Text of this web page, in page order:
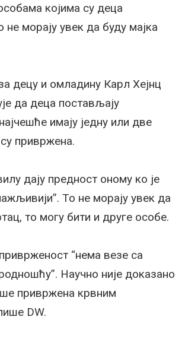
којима су деца
морају увек да буду мајка
децу и омладину Карл Хејнц
да деца постављају
имају једну или две
привржена.
дају предност оному ко је
То не морају увек да
то могу бити и друге особе.
“нема везе са
Научно није доказано
привржена крвним
DW.